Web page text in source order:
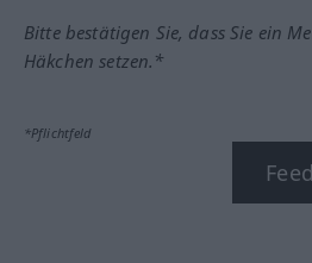
Bitte bestätigen Sie, dass Sie ein
Häkchen setzen.*
*Pflichtfeld